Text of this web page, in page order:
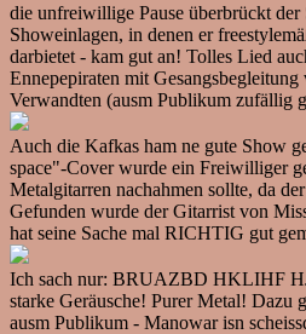
die unfreiwillige Pause überbrückt der
Showeinlagen, in denen er
darbietet - kam gut an! Tolles Lied
Ennepepiraten mit
Verwandten (ausm Publikum zufällig
Auch die Kafkas ham ne gute Show
space"-Cover wurde ein Freiwilliger
Metalgitarren nachahmen sollte, da
Gefunden wurde der Gitarrist von
hat seine Sache mal RICHTIG gut
Ich sach nur: BRUAZBD HKLIHF
starke Geräusche! Purer Metal! Dazu
ausm Publikum - Manowar isn